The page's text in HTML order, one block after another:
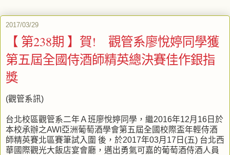
2017/03/29
【 第238期 】賀! 觀管系廖悅婷同學獲
第五屆全國侍酒師精英總決賽佳作銀指
獎
(觀管系訊)
台北校區觀管系二年Ａ班廖悅婷同學，繼2016年12月16日於
本校承辦之AWI亞洲葡萄酒學會第五屆全國校際盃年輕侍酒
師精英賽北區賽筆試入圍 後，於2017年03月17日(五) 台北西
華國際觀光大飯店宴會廳，邁出勇氣可嘉的葡萄酒侍酒人員